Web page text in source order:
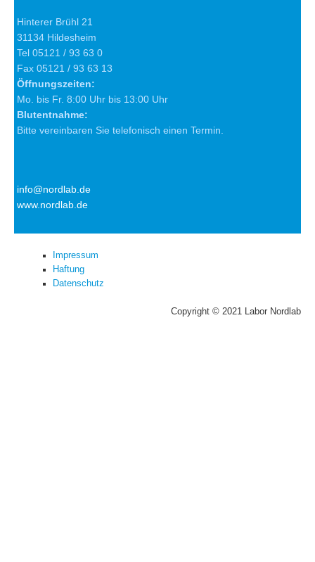
Hinterer Brühl 21
31134 Hildesheim
Tel 05121 / 93 63 0
Fax 05121 / 93 63 13
Öffnungszeiten:
Mo. bis Fr. 8:00 Uhr bis 13:00 Uhr
Blutentnahme:
Bitte vereinbaren Sie telefonisch einen Termin.
info@nordlab.de
www.nordlab.de
Impressum
Haftung
Datenschutz
Copyright © 2021 Labor Nordlab